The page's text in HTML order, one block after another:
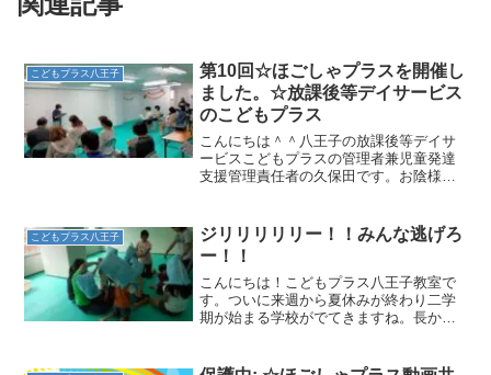
こどもプラス八王子
第10回☆ほごしゃプラスを開催し
ました。☆放課後等デイサービス
のこどもプラス
こんにちは＾＾八王子の放課後等デイサ
ービスこどもプラスの管理者兼児童発達
支援管理責任者の久保田です。お陰様で
に来て頂けて、本当にうれしかったです
(#^^#)ありがとうご...
こどもプラス八王子
ジリリリリリー！！みんな逃げろ
ー！！
こんにちは！こどもプラス八王子教室で
す。ついに来週から夏休みが終わり二学
期が始まる学校がでてきますね。長かっ
した！非常ベルの音がジリリリリリ